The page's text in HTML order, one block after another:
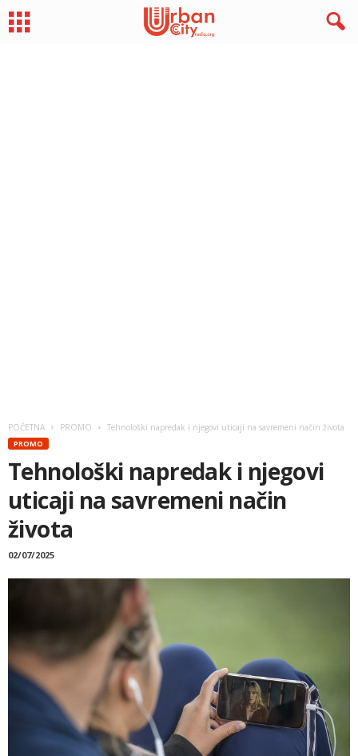
POČETNA PROMO Tehnološki napredak i njegovi uticaji na savremeni način života
PROMO
Tehnološki napredak i njegovi
uticaji na savremeni način
života
02/07/2025